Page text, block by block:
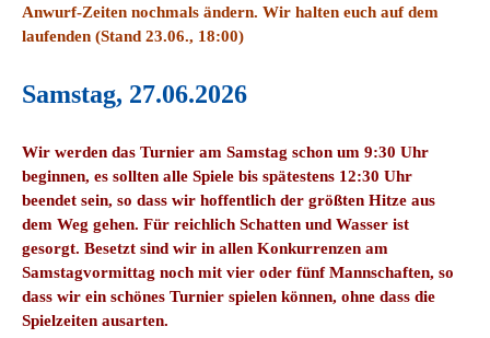
Anwurf-Zeiten nochmals ändern. Wir halten euch auf dem
laufenden (Stand 23.06., 18:00)
Samstag, 27.06.2026
Wir werden das Turnier am Samstag schon um 9:30 Uhr
beginnen, es sollten alle Spiele bis spätestens 12:30 Uhr
beendet sein, so dass wir hoffentlich der größten Hitze aus
dem Weg gehen. Für reichlich Schatten und Wasser ist
gesorgt. Besetzt sind wir in allen Konkurrenzen am
Samstagvormittag noch mit vier oder fünf Mannschaften, so
dass wir ein schönes Turnier spielen können, ohne dass die
Spielzeiten ausarten.